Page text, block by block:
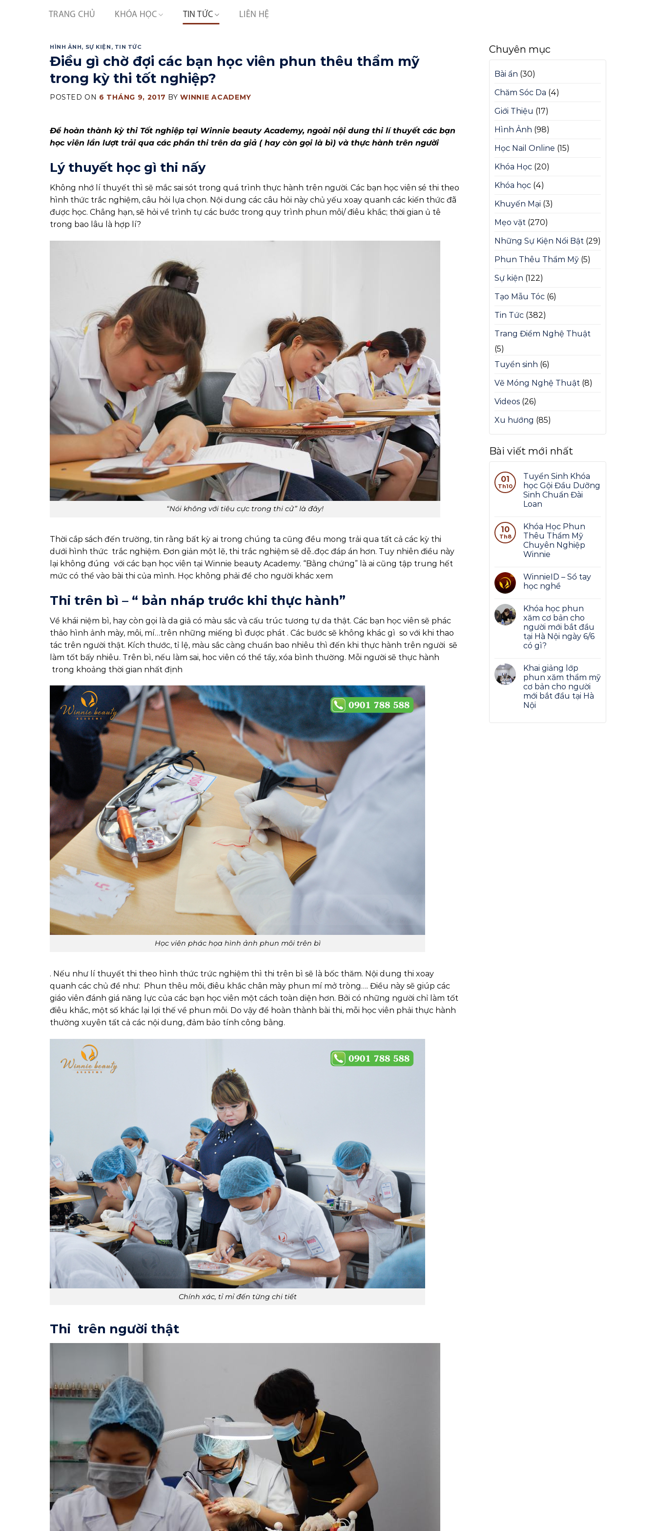
TRANG CHỦ KHÓA HỌC TIN TỨC LIÊN HỆ
HÌNH ẢNH, SỰ KIỆN , TIN TỨC
Điều gì chờ đợi các bạn học viên phun thêu thẩm mỹ
trong kỳ thi tốt nghiệp?
POSTED ON 6 THÁNG 9, 2017 BYWINNIE ACADEMY
Để hoàn thành kỳ thi Tốt nghiệp tại Winnie beauty Academy, ngoài nội dung thi lí thuyết các bạn
học viên lần lượt trải qua các phần thi trên da giả ( hay còn gọi là bì) và thực hành trên người
Lý thuyết học gì thi nấy
Không nhớ lí thuyết thì sẽ mắc sai sót trong quá trình thực hành trên người. Các bạn học viên sé thi theo
hình thức trắc nghiệm, câu hỏi lựa chọn. Nội dung các câu hỏi này chủ yếu xoay quanh các kiến thức đã
được học. Chẳng hạn, sẽ hỏi về trình tự các bước trong quy trình phun môi/ điêu khắc; thời gian ủ tê
trong bao lâu là hợp lí?
“Nói không với tiêu cực trong thi cử” là đây!
Thời cắp sách đến trường, tin rằng bất kỳ ai trong chúng ta cũng đều mong trải qua tất cả các kỳ thi
dưới hình thức trắc nghiệm. Đơn giản một lẽ, thi trắc nghiệm sẽ dễ..đọc đáp án hơn. Tuy nhiên điều này
lại không đúng với các bạn học viên tại Winnie beauty Academy. “Bằng chứng” là ai cũng tập trung hết
mức có thể vào bài thi của mình. Học không phải để cho người khác xem
Thi trên bì – “ bản nháp trước khi thực hành”
Về khái niệm bì, hay còn gọi là da giả có màu sắc và cấu trúc tương tự da thật. Các bạn học viên sẽ phác
thảo hình ảnh mày, môi, mí…trên những miếng bì được phát . Các bước sẽ không khác gì so với khi thao
tác trên người thật. Kích thước, tỉ lệ, màu sắc càng chuẩn bao nhiêu thì đến khi thực hành trên người sẽ
làm tốt bấy nhiêu. Trên bì, nếu làm sai, hoc viên có thể tẩy, xóa bình thường. Mỗi người sẽ thực hành
trong khoảng thời gian nhất định
Học viên phác họa hình ảnh phun môi trên bì
. Nếu như lí thuyết thi theo hình thức trức nghiệm thì thi trên bì sẽ là bốc thăm. Nội dung thi xoay
quanh các chủ đề như: Phun thêu môi, điêu khắc chân mày phun mí mở tròng…. Điều này sẽ giúp các
giáo viên đánh giá năng lực của các bạn học viên một cách toàn diện hơn. Bởi có những người chỉ làm tốt
điêu khắc, một số khác lại lợi thế về phun môi. Do vậy để hoàn thành bài thi, mỗi học viên phải thực hành
thường xuyên tất cả các nội dung, đảm bảo tính công bằng.
Chính xác, tỉ mỉ đến từng chi tiết
Thi trên người thật
Chuyên mục
Bài ẩn (30)
Chăm Sóc Da (4)
Giới Thiệu (17)
Hình Ảnh (98)
Học Nail Online (15)
Khóa Học (20)
Khóa học (4)
Khuyến Mại (3)
Mẹo vặt (270)
Những Sự Kiện Nổi Bật (29)
Phun Thêu Thẩm Mỹ (5)
Sự kiện (122)
Tạo Mẫu Tóc (6)
Tin Tức (382)
Trang Điểm Nghệ Thuật
(5)
Tuyển sinh (6)
Vẽ Móng Nghệ Thuật (8)
Videos (26)
Xu hướng (85)
Bài viết mới nhất
01
Th10
Tuyển Sinh Khóa
học Gội Đầu Dưỡng
Sinh Chuẩn Đài
Loan
10
Th8
Khóa Học Phun
Thêu Thẩm Mỹ
Chuyên Nghiệp
Winnie
WinnieID – Sổ tay
học nghề
Khóa học phun
xăm cơ bản cho
người mới bắt đầu
tại Hà Nội ngày 6/6
có gì?
Khai giảng lớp
phun xăm thẩm mỹ
cơ bản cho người
mới bắt đầu tại Hà
Nội